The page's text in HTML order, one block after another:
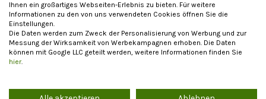
Datenschutzerklärung
Cookie-Einstellungen
Allgemeine Nutzungsbedingungen
Impressum
Vertrag widerrufen
Ihnen ein großartiges Webseiten-Erlebnis zu bieten. Für weitere
Informationen zu den von uns verwendeten Cookies öffnen Sie die
Einstellungen.
Die Daten werden zum Zweck der Personalisierung von Werbung und zur
Messung der Wirksamkeit von Werbekampagnen erhoben. Die Daten
können mit Google LLC geteilt werden, weitere Informationen finden Sie
hier.